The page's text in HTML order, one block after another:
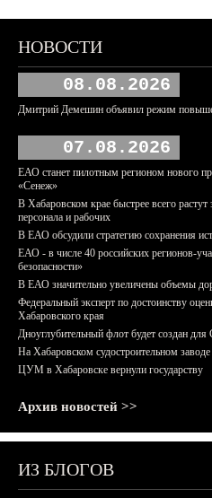
НОВОСТИ
08.08.2026
Дмитрий Демешин объявил режим
07.08.2026
ЕАО станет пилотным регионом нового
«Сенеж»
В Хабаровском крае быстрее всего
персонала и рабочих
В ЕАО обсудили стратегию сохранения
ЕАО - в числе 40 российских регионов-
безопасности»
В ЕАО значительно увеличены объемы
Федеральный эксперт по достоинству
Хабаровского края
Дноуглубительный флот будет создан для
На Хабаровском судостроительном
ЦУМ в Хабаровске вернули государству
Архив новостей >>
ИЗ БЛОГОВ